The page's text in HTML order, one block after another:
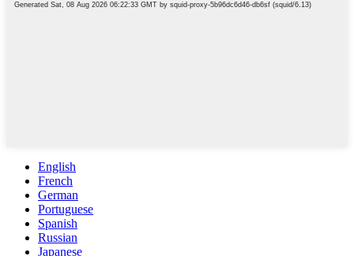
English
French
German
Portuguese
Spanish
Russian
Japanese